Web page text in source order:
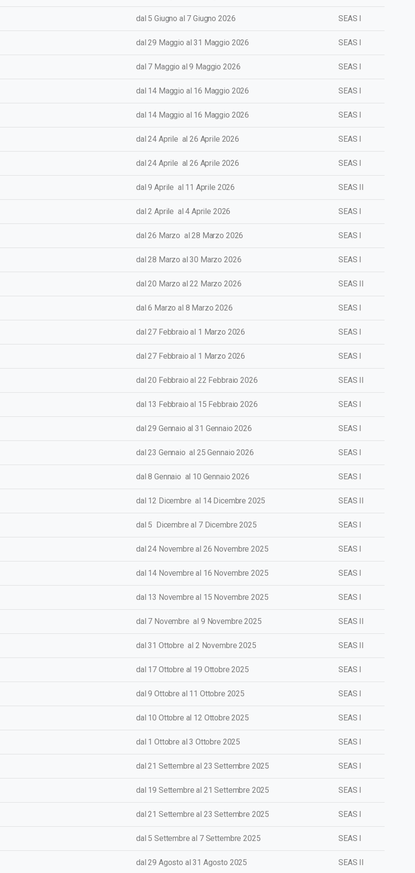
dal 5 Giugno al 7 Giugno 2026 SEAS I
dal 29 Maggio al 31 Maggio 2026 SEAS I
dal 7 Maggio al 9 Maggio 2026 SEAS I
dal 14 Maggio al 16 Maggio 2026 SEAS I
dal 14 Maggio al 16 Maggio 2026 SEAS I
dal 24 Aprile al 26 Aprile 2026 SEAS I
dal 24 Aprile al 26 Aprile 2026 SEAS I
dal 9 Aprile al 11 Aprile 2026 SEAS II
dal 2 Aprile al 4 Aprile 2026 SEAS I
dal 26 Marzo al 28 Marzo 2026 SEAS I
dal 28 Marzo al 30 Marzo 2026 SEAS I
dal 20 Marzo al 22 Marzo 2026 SEAS II
dal 6 Marzo al 8 Marzo 2026 SEAS I
dal 27 Febbraio al 1 Marzo 2026 SEAS I
dal 27 Febbraio al 1 Marzo 2026 SEAS I
dal 20 Febbraio al 22 Febbraio 2026 SEAS II
dal 13 Febbraio al 15 Febbraio 2026 SEAS I
dal 29 Gennaio al 31 Gennaio 2026 SEAS I
dal 23 Gennaio al 25 Gennaio 2026 SEAS I
dal 8 Gennaio al 10 Gennaio 2026 SEAS I
dal 12 Dicembre al 14 Dicembre 2025 SEAS II
dal 5 Dicembre al 7 Dicembre 2025 SEAS I
dal 24 Novembre al 26 Novembre 2025 SEAS I
dal 14 Novembre al 16 Novembre 2025 SEAS I
dal 13 Novembre al 15 Novembre 2025 SEAS I
dal 7 Novembre al 9 Novembre 2025 SEAS II
dal 31 Ottobre al 2 Novembre 2025 SEAS II
dal 17 Ottobre al 19 Ottobre 2025 SEAS I
dal 9Ottobre al 11 Ottobre 2025 SEAS I
dal 10 Ottobre al 12 Ottobre 2025 SEAS I
dal 1 Ottobre al 3 Ottobre 2025 SEAS I
dal 21 Settembre al 23Settembre 2025 SEAS I
dal 19 Settembre al 21Settembre 2025 SEAS I
dal 21 Settembre al 23Settembre 2025 SEAS I
dal 5 Settembre al 7 Settembre 2025 SEAS I
dal 29 Agosto al 31 Agosto 2025 SEAS II